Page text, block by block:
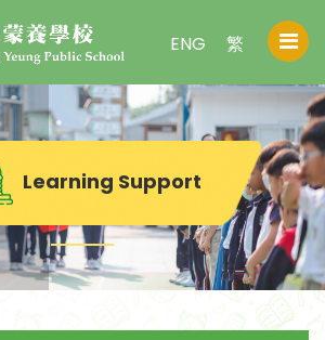
繁
ENG
Learning Support